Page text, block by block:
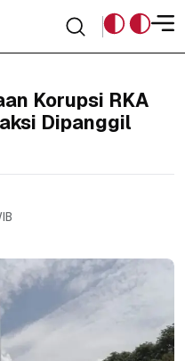
Korupsi RKA
Dipanggil